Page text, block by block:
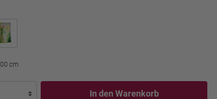
cm
In den Warenkorb